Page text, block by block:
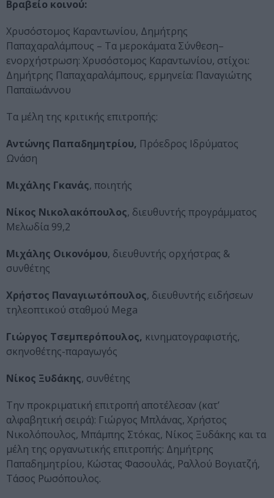
Βραβείο κοινού:
Χρυσόστομος Καραντωνίου, Δημήτρης
Παπαχαραλάμπους – Τα μεροκάματα Σύνθεση–
ενορχήστρωση: Χρυσόστομος Καραντωνίου, στίχοι:
Δημήτρης Παπαχαραλάμπους, ερμηνεία: Παναγιώτης
Παπαϊωάννου
Τα μέλη της κριτικής επιτροπής:
Αντώνης Παπαδημητρίου, Πρόεδρος Ιδρύματος
Ωνάση
Μιχάλης Γκανάς, ποιητής
Νίκος Νικολακόπουλος, διευθυντής προγράμματος
Μελωδία 99,2
Μιχάλης Οικονόμου, διευθυντής ορχήστρας &
συνθέτης
Χρήστος Παναγιωτόπουλος, διευθυντής ειδήσεων
τηλεοπτικού σταθμού Mega
Γιώργος Τσεμπερόπουλος, κινηματογραφιστής,
σκηνοθέτης-παραγωγός
Νίκος Ξυδάκης, συνθέτης
Την προκριματική επιτροπή αποτέλεσαν (κατ’
αλφαβητική σειρά): Γιώργος Μπλάνας, Χρήστος
Νικολόπουλος, Μπάμπης Στόκας, Νίκος Ξυδάκης και τα
μέλη της οργανωτικής επιτροπής: Δημήτρης
Παπαδημητρίου, Κώστας Φασουλάς, Ραλλού Βογιατζή,
Τάσος Ρωσόπουλος.